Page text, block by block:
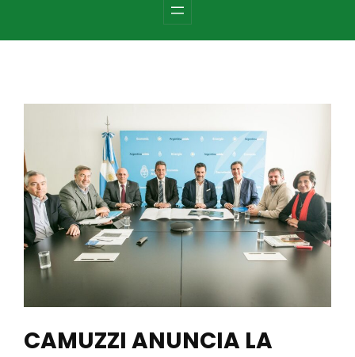
CAMUZZI ANUNCIA LA